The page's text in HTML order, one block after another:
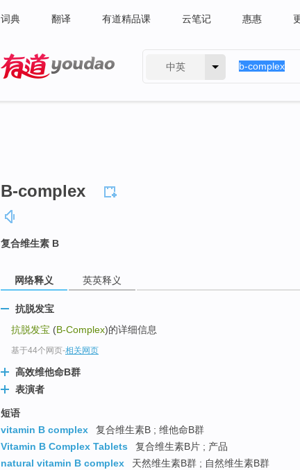
词典 翻译 有道精品课 云笔记 惠惠
中英
B-complex
复合维生素 B
网络释义 英英释义
抗脱发宝
抗脱发宝 (B-Complex)的详细信息
基于44个网页-相关网页
高效维他命B群
表演者
短语
vitamin B complex
复合维生素B ; 维他命B群
Vitamin B Complex Tablets
复合维生素B片 ; 产品
natural vitamin B complex
天然维生素B群 ; 自然维生素B群